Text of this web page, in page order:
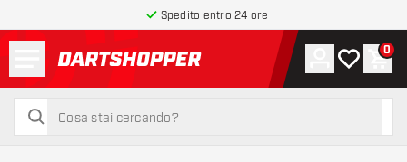
Spedito entro 24 ore
torna alla home page
cerca
cerca
Account
La mia0